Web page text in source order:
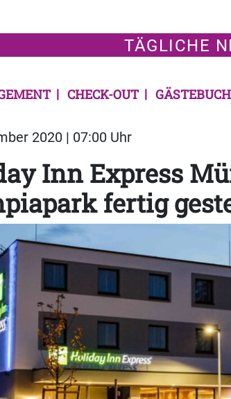
TÄGLICHE
CHECK-OUT GÄSTEBUCH
2020 | 07:00 Uhr
Inn Express
fertig